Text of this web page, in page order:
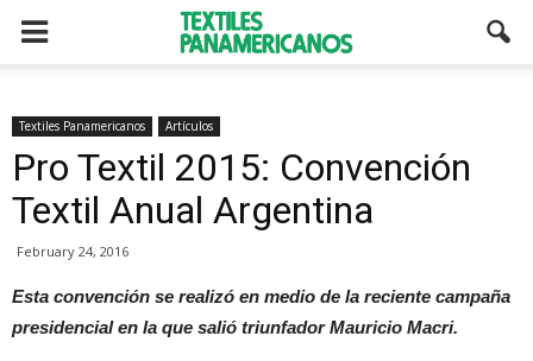
Textiles Panamericanos Artículos
Pro Textil 2015: Convención
Textil Anual Argentina
February 24, 2016
Esta convención se realizó en medio de la reciente campaña
presidencial en la que salió triunfador Mauricio Macri.